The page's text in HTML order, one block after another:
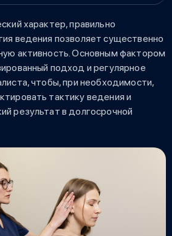
характер, правильно
ведения позволяет существенно
активность. Основным фактором
подход и регулярное
чтобы, при необходимости,
тактику ведения и
результат в долгосрочной